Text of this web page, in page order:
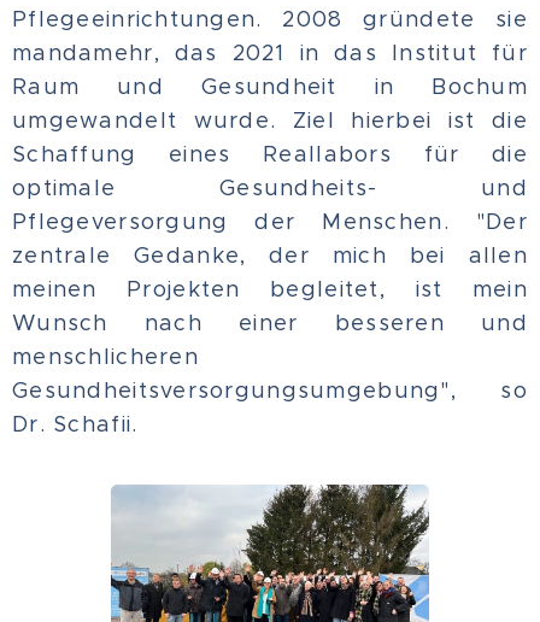
Pflegeeinrichtungen. 2008 gründete sie
mandamehr, das 2021 in das Institut für
Raum und Gesundheit in Bochum
umgewandelt wurde. Ziel hierbei ist die
Schaffung eines Reallabors für die
optimale Gesundheits- und
Pflegeversorgung der Menschen. "Der
zentrale Gedanke, der mich bei allen
meinen Projekten begleitet, ist mein
Wunsch nach einer besseren und
menschlicheren
Gesundheitsversorgungsumgebung", so
Dr. Schafii.